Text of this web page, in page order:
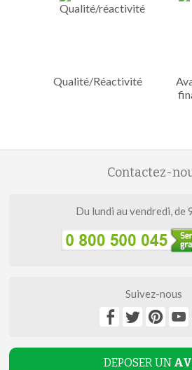
Qualité/Réactivité
Contactez-
Du lundi au vendredi, de
Suivez-nous
DEPOSER UN